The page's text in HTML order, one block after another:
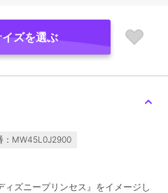
ズを選ぶ
：MW45L0J2900
ィズニープリンセス』をイメージし